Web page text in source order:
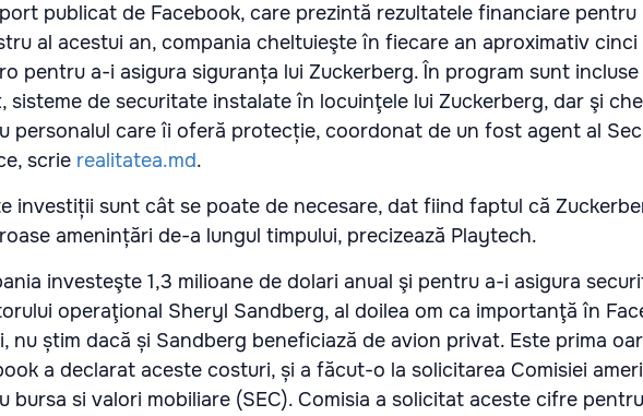
publicat de Facebook, care prezintă rezultatele financiare pentru
al acestui an, compania cheltuieşte în fiecare an aproximativ cinci
pentru a-i asigura siguranța lui Zuckerberg. În program sunt
sisteme de securitate instalate în locuinţele lui Zuckerberg, dar şi
personalul care îi oferă protecție, coordonat de un fost agent al
scrie realitatea.md.
investiții sunt cât se poate de necesare, dat fiind faptul că
amenințări de-a lungul timpului, precizează Playtech.
investeşte 1,3 milioane de dolari anual şi pentru a-i asigura
operaţional Sheryl Sandberg, al doilea om ca importanţă în
nu știm dacă și Sandberg beneficiază de avion privat. Este prima
a declarat aceste costuri, și a făcut-o la solicitarea Comisiei
bursa si valori mobiliare (SEC). Comisia a solicitat aceste cifre